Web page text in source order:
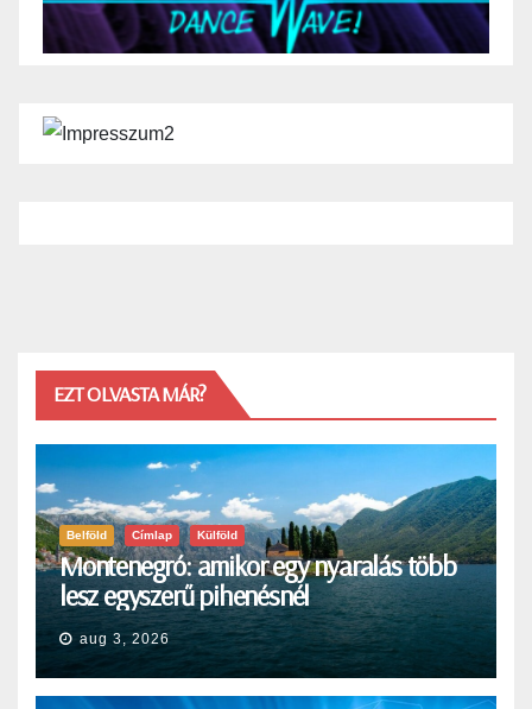
EZT OLVASTA MÁR?
Belföld Címlap Külföld
Montenegró: amikor egy nyaralás több
lesz egyszerű pihenésnél
aug 3, 2026